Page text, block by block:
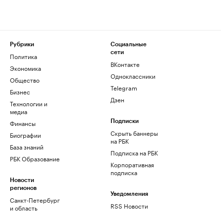
Рубрики
Политика
Экономика
Общество
Бизнес
Технологии и
медиа
Финансы
Биографии
База знаний
РБК Образование
Новости
регионов
Санкт-Петербург
и область
Социальные
сети
ВКонтакте
Одноклассники
Telegram
Дзен
Подписки
Скрыть баннеры
на РБК
Подписка на РБК
Корпоративная
подписка
Уведомления
RSS Новости